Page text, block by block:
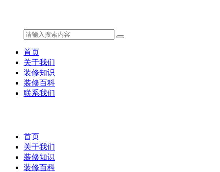
首页
关于我们
装修知识
装修百科
联系我们
首页
关于我们
装修知识
装修百科